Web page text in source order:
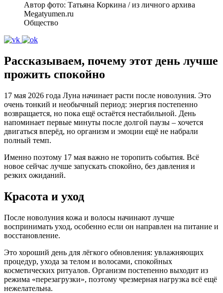
Автор фото: Татьяна Коркина / из личного архива
Megatyumen.ru
Общество
Рассказываем, почему этот день лучше
прожить спокойно
17 мая 2026 года Луна начинает расти после новолуния. Это
очень тонкий и необычный период: энергия постепенно
возвращается, но пока ещё остаётся нестабильной. День
напоминает первые минуты после долгой паузы – хочется
двигаться вперёд, но организм и эмоции ещё не набрали
полный темп.
Именно поэтому 17 мая важно не торопить события. Всё
новое сейчас лучше запускать спокойно, без давления и
резких ожиданий.
Красота и уход
После новолуния кожа и волосы начинают лучше
воспринимать уход, особенно если он направлен на питание и
восстановление.
Это хороший день для лёгкого обновления: увлажняющих
процедур, ухода за телом и волосами, спокойных
косметических ритуалов. Организм постепенно выходит из
режима «перезагрузки», поэтому чрезмерная нагрузка всё ещё
нежелательна.